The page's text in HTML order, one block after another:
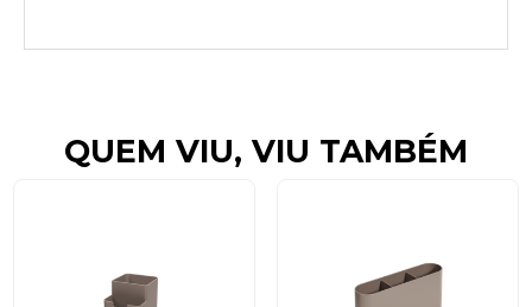
QUEM VIU, VIU TAMBÉM